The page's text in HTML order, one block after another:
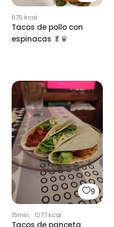
675 kcal
Tacos de pollo con
espinacas 🥬🥫
9
15min · 1277kcal
Tacos de panceta